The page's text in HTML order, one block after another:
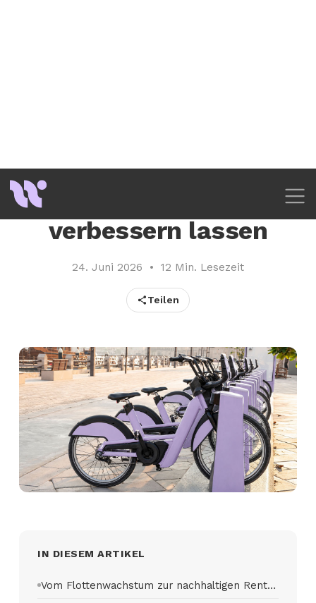
sich operative
verbessern lassen
24. Juni 2026 • 12 Min. Lesezeit
Teilen
IN DIESEM ARTIKEL
Vom Flottenwachstum zur nachhaltigen Rentabilität